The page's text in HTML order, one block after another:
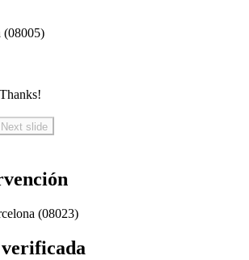
(08005)
Next slide
(08023)